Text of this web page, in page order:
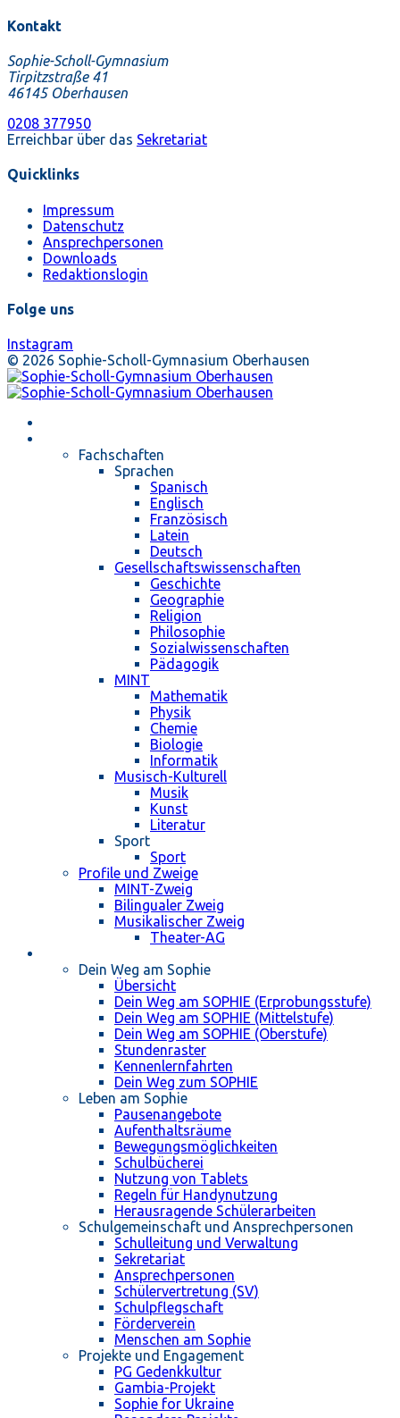
Kontakt
Sophie-Scholl-Gymnasium
Tirpitzstraße 41
46145 Oberhausen
0208 377950
Erreichbar über das Sekretariat
Quicklinks
Impressum
Datenschutz
Ansprechpersonen
Downloads
Redaktionslogin
Folge uns
Instagram
© 2026 Sophie-Scholl-Gymnasium Oberhausen
Fachschaften
Sprachen
Spanisch
Englisch
Französisch
Latein
Deutsch
Gesellschaftswissenschaften
Geschichte
Geographie
Religion
Philosophie
Sozialwissenschaften
Pädagogik
MINT
Mathematik
Physik
Chemie
Biologie
Informatik
Musisch-Kulturell
Musik
Kunst
Literatur
Sport
Sport
Profile und Zweige
MINT-Zweig
Bilingualer Zweig
Musikalischer Zweig
Theater-AG
Dein Weg am Sophie
Übersicht
Dein Weg am SOPHIE (Erprobungsstufe)
Dein Weg am SOPHIE (Mittelstufe)
Dein Weg am SOPHIE (Oberstufe)
Stundenraster
Kennenlernfahrten
Dein Weg zum SOPHIE
Leben am Sophie
Pausenangebote
Aufenthaltsräume
Bewegungsmöglichkeiten
Schulbücherei
Nutzung von Tablets
Regeln für Handynutzung
Herausragende Schülerarbeiten
Schulgemeinschaft und Ansprechpersonen
Schulleitung und Verwaltung
Sekretariat
Ansprechpersonen
Schülervertretung (SV)
Schulpflegschaft
Förderverein
Menschen am Sophie
Projekte und Engagement
PG Gedenkkultur
Gambia-Projekt
Sophie for Ukraine